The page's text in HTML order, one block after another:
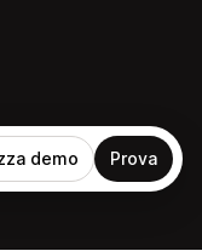
demo Prova